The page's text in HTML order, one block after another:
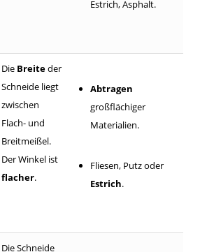
Estrich, Asphalt.
Die Breiteder
Schneide liegt
zwischen
Flach- und
Breitmeißel.
Der Winkel ist
flacher.
Abtragen
großflächiger
Materialien.
Fliesen, Putz oder
Estrich.
Die Schneide